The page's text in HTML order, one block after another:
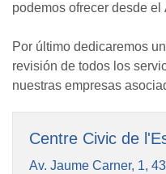
podemos ofrecer desde el
Por último dedicaremos
revisión de todos los
nuestras empresas
Centre Civic de
Av. Jaume Carner, 1,